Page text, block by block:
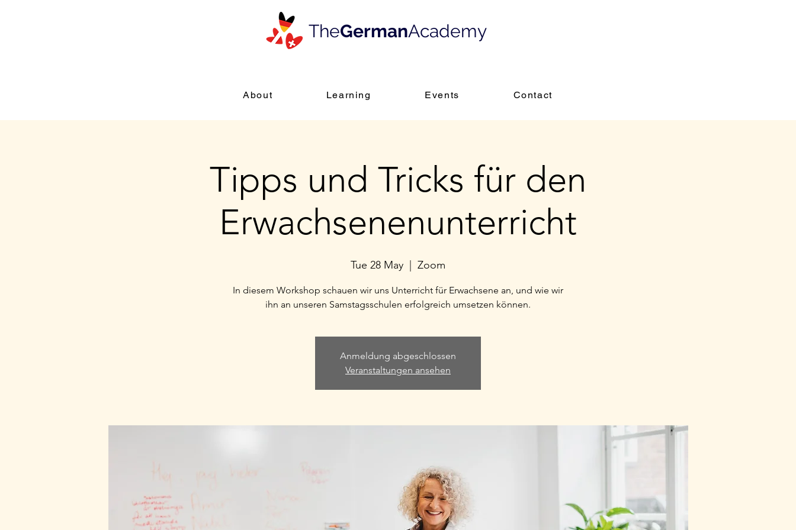
TheGermanAcademy
About Learning Events Contact
Tipps und Tricks für den
Erwachsenenunterricht
Tue 28 May Zoom
In diesem Workshop schauen wir uns Unterricht für Erwachsene an, und wie wir
ihn an unseren Samstagsschulen erfolgreich umsetzen können.
Anmeldung abgeschlossen
Veranstaltungen ansehen